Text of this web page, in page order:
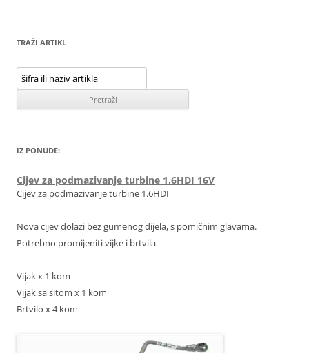
TRAŽI ARTIKL
IZ PONUDE:
Cijev za podmazivanje turbine 1.6HDI 16V
Cijev za podmazivanje turbine 1.6HDI
Nova cijev dolazi bez gumenog dijela, s pomičnim glavama.
Potrebno promijeniti vijke i brtvila
Vijak x 1 kom
Vijak sa sitom x 1 kom
Brtvilo x 4 kom